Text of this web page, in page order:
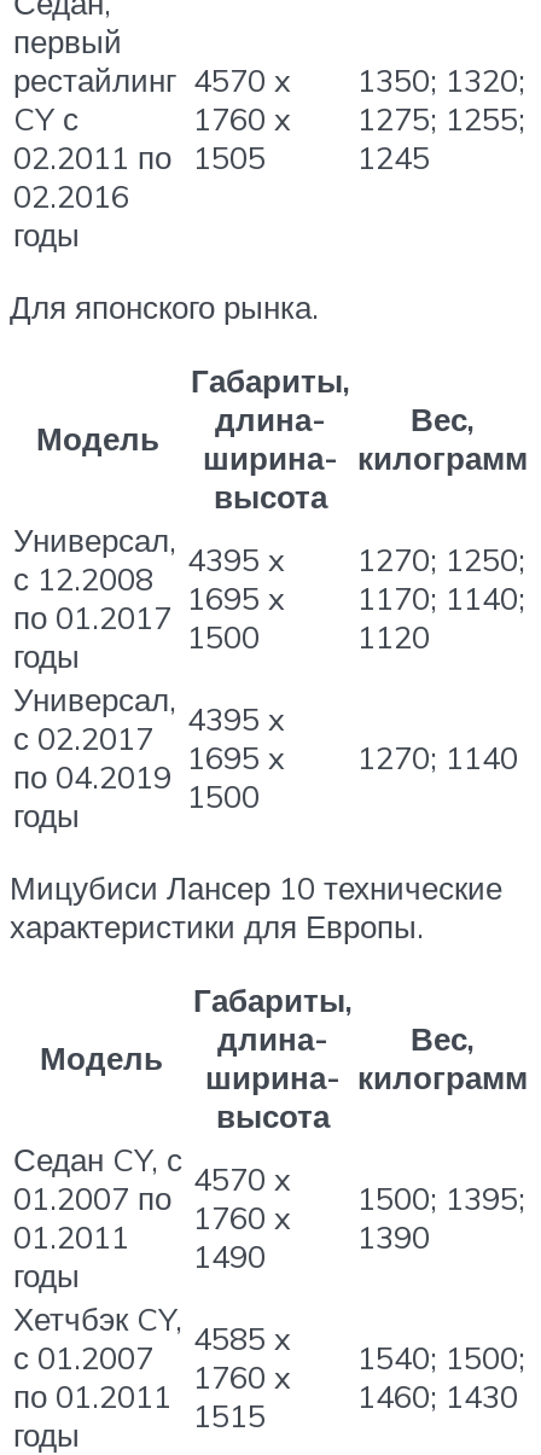
первый
рестайлинг
CY с
02.2011 по
02.2016
годы
4570 x
1760 x
1505
1350; 1320;
1275; 1255;
1245
Для японского рынка.
Модель
Габариты,
длина-
ширина-
высота
Вес,
килограмм
Универсал,
с 12.2008
по 01.2017
годы
4395 x
1695 x
1500
1270; 1250;
1170; 1140;
1120
Универсал,
с 02.2017
по 04.2019
годы
4395 x
1695 x
1500
1270; 1140
Мицубиси Лансер 10 технические
характеристики для Европы.
Модель
Габариты,
длина-
ширина-
высота
Вес,
килограмм
Седан CY, с
01.2007 по
01.2011
годы
4570 x
1760 x
1490
1500; 1395;
1390
Хетчбэк CY,
с 01.2007
по 01.2011
годы
4585 x
1760 x
1515
1540; 1500;
1460; 1430